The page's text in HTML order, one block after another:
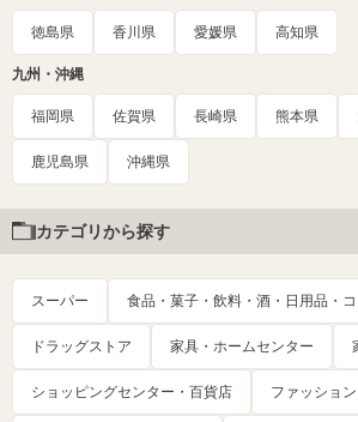
徳島県 香川県 愛媛県 高知県
九州・沖縄
福岡県 佐賀県 長崎県 熊本県
鹿児島県 沖縄県
カテゴリから探す
スーパー 食品・菓子・飲料・酒・日用品・
ドラッグストア 家具・ホームセンター
ショッピングセンター・百貨店 ファッション